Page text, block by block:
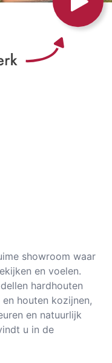
showroom waar
en voelen.
hardhouten
houten kozijnen,
en natuurlijk
u in de